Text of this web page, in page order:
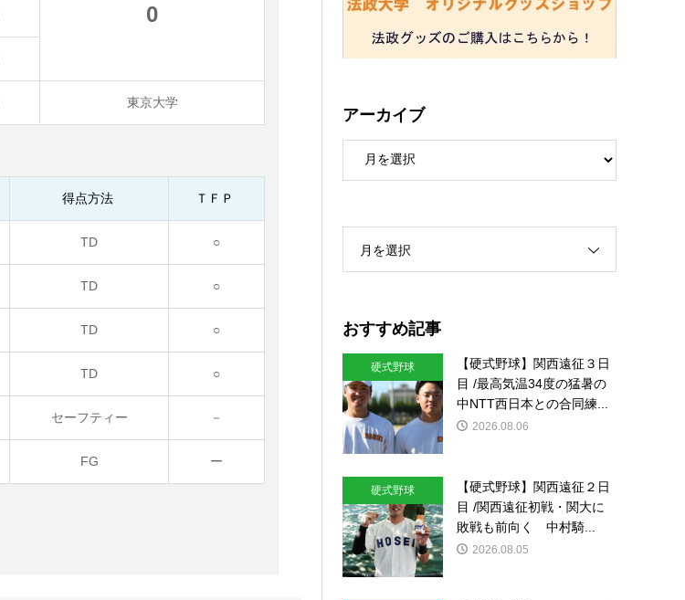
0
東京大学
得点方法 ＴＦＰ
TD ○
TD ○
TD ○
TD ○
セーフティー －
FG ー
アーカイブ
月を選択
おすすめ記事
硬式野球
【硬式野球】関西遠征３日
目 /最高気温34度の猛暑の
中NTT西日本との合同練...
2026.08.06
硬式野球
【硬式野球】関西遠征２日
目 /関西遠征初戦・関大に
敗戦も前向く 中村騎...
2026.08.05